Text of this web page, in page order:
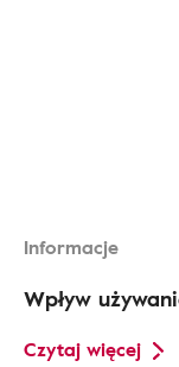
Informacje
Wpływ
Czytaj więcej